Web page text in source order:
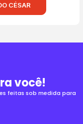
CÉSAR
você!
feitas sob medida para